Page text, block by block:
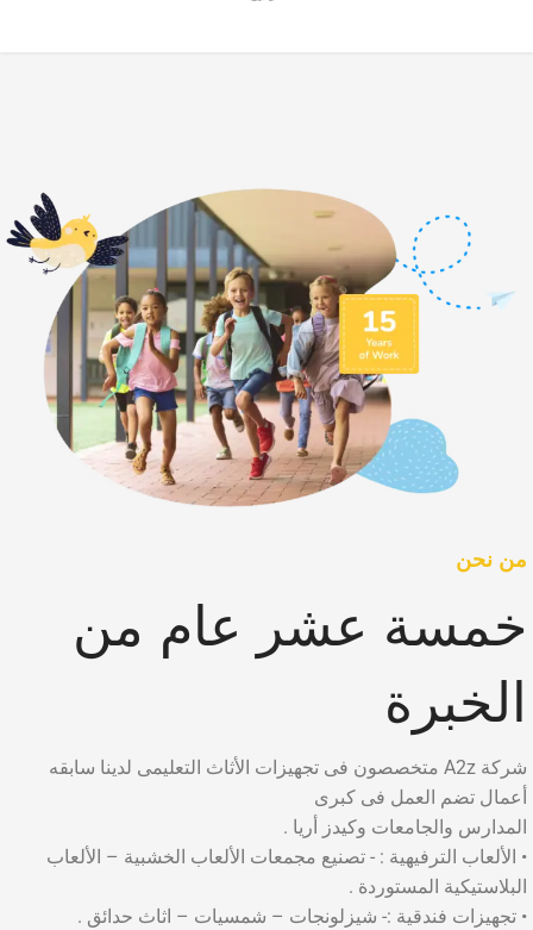
من نحن
خمسة عشر عام من
الخبرة
شركة A2z متخصصون فى تجهيزات الأثاث التعليمى لدينا سابقه
أعمال تضم العمل فى كبرى
المدارس والجامعات وكيدز أريا .
• الألعاب الترفيهية : - تصنيع مجمعات الألعاب الخشبية – الألعاب
البلاستيكية المستوردة .
• تجهيزات فندقية :- شيزلونجات – شمسيات – اثاث حدائق .